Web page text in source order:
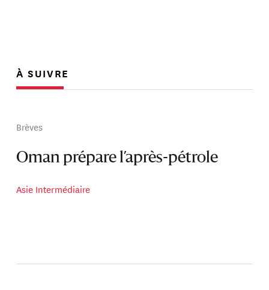
À SUIVRE
Brèves
Oman prépare l’après-pétrole
Asie Intermédiaire